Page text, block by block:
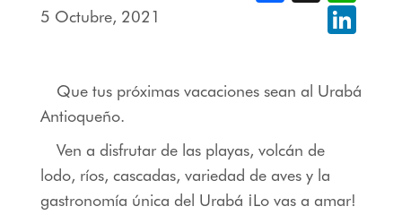
5 Octubre, 2021
Que tus próximas vacaciones sean al Urabá
Antioqueño.
Ven a disfrutar de las playas, volcán de
lodo, ríos, cascadas, variedad de aves y la
gastronomía única del Urabá ¡Lo vas a amar!